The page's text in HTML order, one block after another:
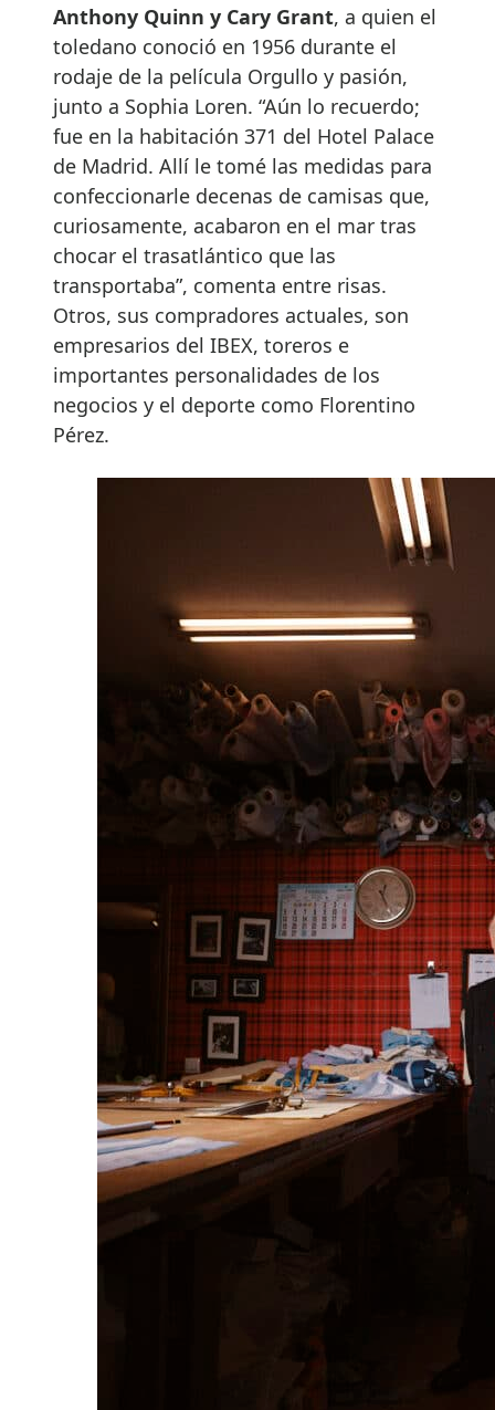
Anthony Quinn y Cary Grant, a quien el
toledano conoció en 1956 durante el
rodaje de la película Orgullo y pasión,
junto a Sophia Loren. “Aún lo recuerdo;
fue en la habitación 371 del Hotel Palace
de Madrid. Allí le tomé las medidas para
confeccionarle decenas de camisas que,
curiosamente, acabaron en el mar tras
chocar el trasatlántico que las
transportaba”, comenta entre risas.
Otros, sus compradores actuales, son
empresarios del IBEX, toreros e
importantes personalidades de los
negocios y el deporte como Florentino
Pérez.